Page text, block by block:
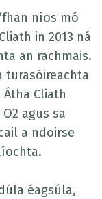
níos mó
in 2013 ná
an rachmais.
turasóireachta
Cliath
agus sa
a ndoirse
éagsúla,